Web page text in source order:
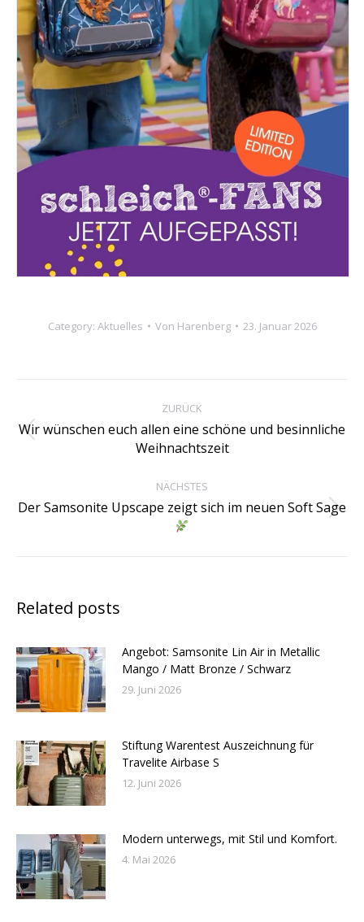
Category: Aktuelles Von Harenberg 23. Januar 2026
ZURÜCK
Vorheriger
Beitrag:
Wir wünschen euch allen eine schöne und besinnliche
Weihnachtszeit
NÄCHSTES
Nächster
Beitrag:
Der Samsonite Upscape zeigt sich im neuen Soft Sage
Related posts
Angebot: Samsonite Lin Air in Metallic
Mango / Matt Bronze / Schwarz
29. Juni 2026
Stiftung Warentest Auszeichnung für
Travelite Airbase S
12. Juni 2026
Modern unterwegs, mit Stil und Komfort.
4. Mai 2026